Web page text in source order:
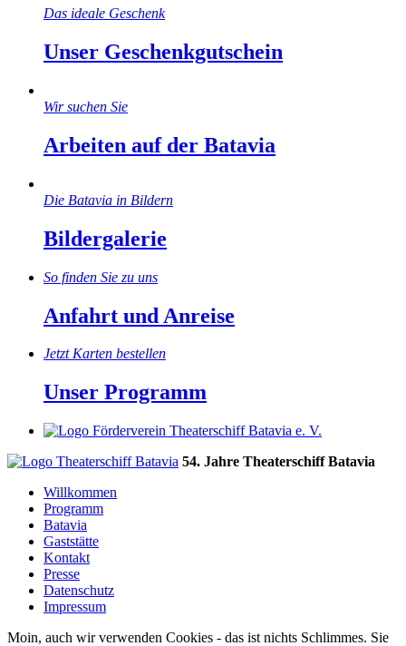
Das ideale Geschenk
Unser Geschenkgutschein
Wir suchen Sie
Arbeiten auf der Batavia
Die Batavia in Bildern
Bildergalerie
So finden Sie zu uns
Anfahrt und Anreise
Jetzt Karten bestellen
Unser Programm
54. Jahre Theaterschiff Batavia
Willkommen
Programm
Batavia
Gaststätte
Kontakt
Presse
Datenschutz
Impressum
Moin, auch wir verwenden Cookies - das ist nichts Schlimmes. Sie